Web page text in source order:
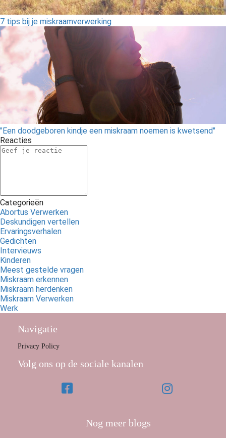
7 tips bij je miskraamverwerking
"Een doodgeboren kindje een miskraam noemen is kwetsend"
Reacties
Categorieën
Abortus Verwerken
Deskundigen vertellen
Ervaringsverhalen
Gedichten
Intervieuws
Kinderen
Meest gestelde vragen
Miskraam erkennen
Miskraam herdenken
Miskraam Verwerken
Werk
Navigatie
Privacy Policy
Volg ons op de sociale kanalen
Nog meer blogs